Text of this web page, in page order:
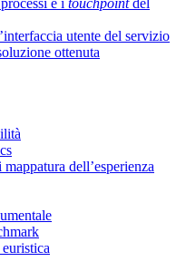
e i touchpointdel
utente del servizio
ottenuta
dell’esperienza